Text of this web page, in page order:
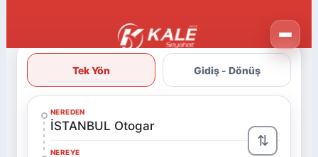
Tek Yön Gidiş - Dönüş
NEREDEN
İSTANBUL Otogar
NEREYE
⇅